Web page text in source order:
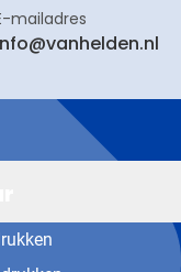
mailadres